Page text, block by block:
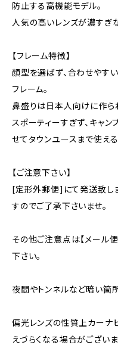
防止する高機能モデル。
人気の高いレンズが濃すぎ
【フレーム特徴】
顔型を選ばず、合わせやす
フレーム。
鼻盛りは日本人向けに作ら
スポーティーすぎず、キャ
せてタウンユースまで使える
【ご注意下さい】
[定形外郵便]にて発送致し
すのでご了承下さいませ。
その他ご注意点は【メール
下さい。
夜間やトンネルなど暗い箇
偏光レンズの性質上カーナ
えづらくなる場合がございま